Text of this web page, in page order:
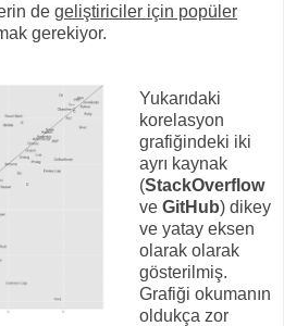
de geliştiriciler için popüler
gerekiyor.
Yukarıdaki
korelasyon
grafiğindeki iki
ayrı kaynak
(StackOverflow
ve GitHub) dikey
ve yatay eksen
olarak olarak
gösterilmiş.
Grafiği okumanın
oldukça zor